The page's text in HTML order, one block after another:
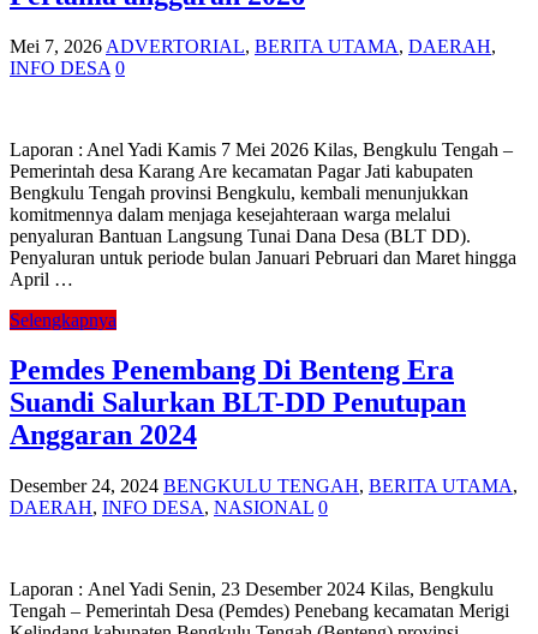
Mei 7, 2026 ADVERTORIAL, BERITA UTAMA, DAERAH,
INFO DESA 0
Laporan : Anel Yadi Kamis 7 Mei 2026 Kilas, Bengkulu Tengah –
Pemerintah desa Karang Are kecamatan Pagar Jati kabupaten
Bengkulu Tengah provinsi Bengkulu, kembali menunjukkan
komitmennya dalam menjaga kesejahteraan warga melalui
penyaluran Bantuan Langsung Tunai Dana Desa (BLT DD).
Penyaluran untuk periode bulan Januari Pebruari dan Maret hingga
April …
Selengkapnya
Pemdes Penembang Di Benteng Era
Suandi Salurkan BLT-DD Penutupan
Anggaran 2024
Desember 24, 2024 BENGKULU TENGAH, BERITA UTAMA,
DAERAH, INFO DESA, NASIONAL 0
Laporan : Anel Yadi Senin, 23 Desember 2024 Kilas, Bengkulu
Tengah – Pemerintah Desa (Pemdes) Penebang kecamatan Merigi